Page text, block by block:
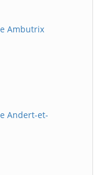
Ambutrix
Andert-et-